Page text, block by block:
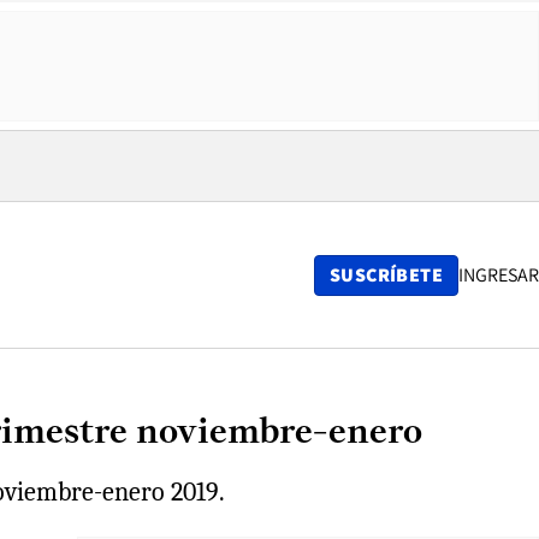
SUSCRÍBETE INGRESAR
noviembre-enero
enero 2019.